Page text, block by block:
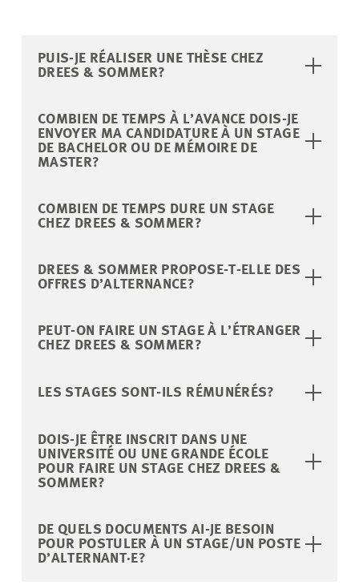
PUIS-JE RÉALISER UNE THÈSE CHEZ
DREES & SOMMER?
COMBIEN DE TEMPS À L’AVANCE DOIS-JE
ENVOYER MA CANDIDATURE À UN STAGE
DE BACHELOR OU DE MÉMOIRE DE
MASTER?
COMBIEN DE TEMPS DURE UN STAGE
CHEZ DREES & SOMMER?
DREES & SOMMER PROPOSE-T-ELLE DES
OFFRES D’ALTERNANCE?
PEUT-ON FAIRE UN STAGE À L’ÉTRANGER
CHEZ DREES & SOMMER?
LES STAGES SONT-ILS RÉMUNÉRÉS?
DOIS-JE ÊTRE INSCRIT DANS UNE
UNIVERSITÉ OU UNE GRANDE ÉCOLE
POUR FAIRE UN STAGE CHEZ DREES &
SOMMER?
DE QUELS DOCUMENTS AI-JE BESOIN
POUR POSTULER À UN STAGE/UN POSTE
D’ALTERNANT·E?